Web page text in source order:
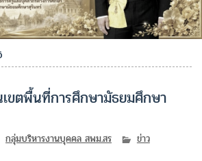
ขตพื้นที่การศึกษามัธยมศึกษา
กลุ่มบริหารงานบุคคล สพม.สร
ข่าว